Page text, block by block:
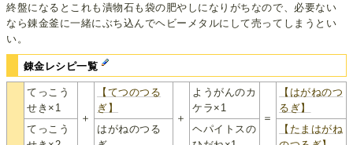
終盤になるとこれも漬物石も袋の肥やしになりがちなので、必要ない
なら錬金釜に一緒にぶち込んでヘビーメタルにして売ってしまうとい
い。
錬金レシピ一覧
てっこう
せき×1
＋
【てつのつる
ぎ】
＋
ようがんのカ
ケラ×1
＝
【はがねのつ
るぎ】
てっこう
はがねのつる
ヘパイトスの
【たまはがね